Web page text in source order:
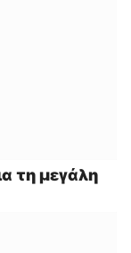
τη μεγάλη